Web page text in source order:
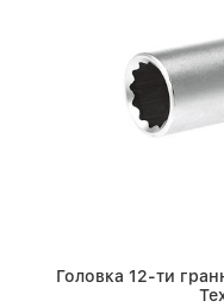
Головка 12-ти